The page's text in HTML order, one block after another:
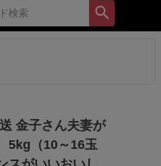
金子さん夫妻が
5kg（10～16玉